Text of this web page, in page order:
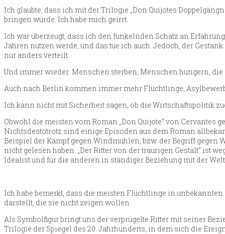
Ich glaubte, dass ich mit der Trilogie „Don Quijotes
bringen würde. Ich habe mich geirrt.
Ich war überzeugt, dass ich den funkelnden Schatz an
Jahren nutzen werde, und das tue ich auch. Jedoch, der
nur anders verteilt.
Und immer wieder: Menschen sterben, Menschen hungern, die
Auch nach Berlin kommen immer mehr Flüchtlinge,
Ich kann nicht mit Sicherheit sagen, ob die Wirtschaftspolitik
Obwohl die meisten vom Roman „Don Quijote“ von Cervantes
Nichtsdestotrotz sind einige Episoden aus dem Roman
Beispiel der Kampf gegen Windmühlen, bzw. der Begriff
nicht gelesen haben. „Der Ritter von der traurigen Gestalt“
Idealist und für die anderen in ständiger Beziehung mit der
Ich habe bemerkt, dass die meisten Flüchtlinge in
darstellt, die sie nicht zeigen wollen.
Als Symbolfigur bringt uns der verprügelte Ritter mit seiner
Trilogie der Spiegel des 20. Jahrhunderts, in dem sich die